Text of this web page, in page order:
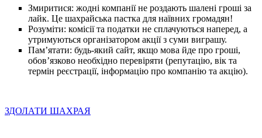
Змиритися: жодні компанії не роздають шалені гроші за
лайк. Це шахрайська пастка для наївних громадян!
Розуміти: комісії та податки не сплачуються наперед, а
утримуються організатором акції з суми виграшу.
Пам’ятати: будь-який сайт, якщо мова йде про гроші,
обов’язково необхідно перевіряти (репутацію, вік та
термін реєстрації, інформацію про компанію та акцію).
ЗДОЛАТИ ШАХРАЯ